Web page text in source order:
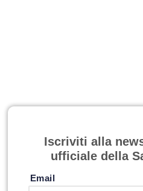
Iscriviti alla
ufficiale della
Email